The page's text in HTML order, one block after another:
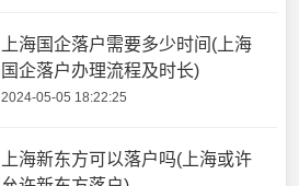
上海国企落户需要多少时间(上海
国企落户办理流程及时长)
2024-05-05 18:22:25
上海新东方可以落户吗(上海或许